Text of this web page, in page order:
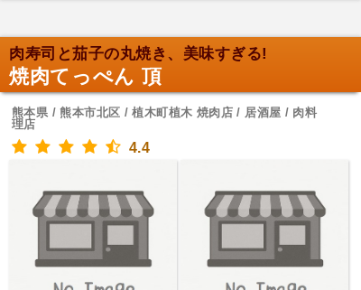
肉寿司と茄子の丸焼き、美味すぎる!
焼肉てっぺん 頂
熊本県 / 熊本市北区 / 植木町植木 焼肉店 / 居酒屋 / 肉料
理店
4.4